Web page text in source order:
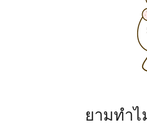
ยามทำ